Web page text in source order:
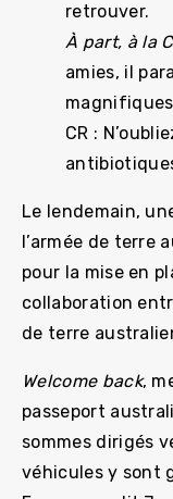
retrouver.
À part, à la
amies, il
CR :
Le lendemain,
l’armée de terre
pour la mise en
collaboration
de terre
Welcome back,
passeport
sommes dirigés
véhicules y sont